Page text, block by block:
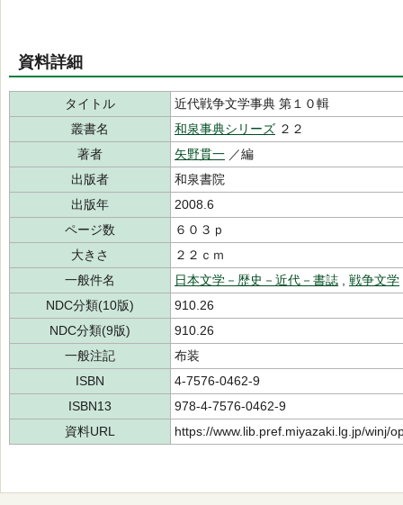
資料詳細
タイトル
近代戦争文学事典 第１０輯
叢書名
和泉事典シリーズ ２２
著者
矢野貫一 ／編
出版者
和泉書院
出版年
2008.6
ページ数
６０３ｐ
大きさ
２２ｃｍ
一般件名
日本文学－歴史－近代－書誌
戦争文学
NDC分類(10版)
910.26
NDC分類(9版)
910.26
一般注記
布装
ISBN
4-7576-0462-9
ISBN13
978-4-7576-0462-9
資料URL
https://www.lib.pref.miyazaki.lg.jp/winj/